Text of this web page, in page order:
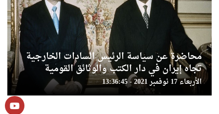
محاضرة عن سياسة الرئيس السادات الخارجية
تجاه إيران في دار الكتب والوثائق القومية
الأربعاء 17 نوفمبر 2021 - 13:36:45